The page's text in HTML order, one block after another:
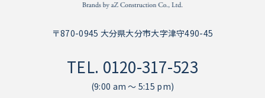
〒870-0945 大分県大分市大字津守490-45
TEL. 0120-317-523
(9:00 am ～ 5:15 pm)